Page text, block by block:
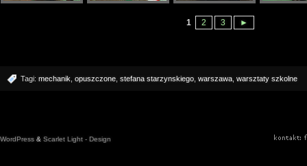
1 2 3 ►
Tagi: mechanik opuszczone stefana starzynskiego warszawa warsztaty szkolne
WordPress & Scarlet Light - Design